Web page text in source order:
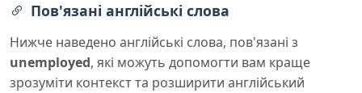
Пов'язані англійські слова
Нижче наведено англійські слова, пов'язані з
unemployed, які можуть допомогти вам краще
зрозуміти контекст та розширити англійський